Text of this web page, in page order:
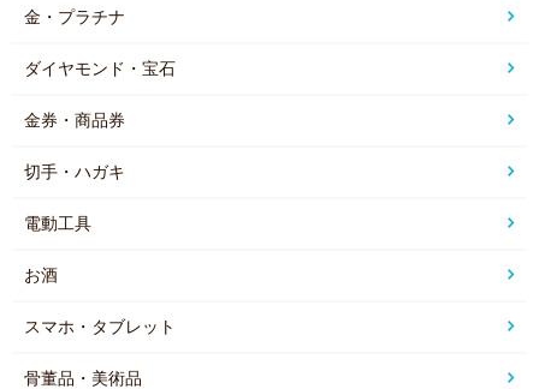
金・プラチナ
ダイヤモンド・宝石
金券・商品券
切手・ハガキ
電動工具
お酒
スマホ・タブレット
骨董品・美術品